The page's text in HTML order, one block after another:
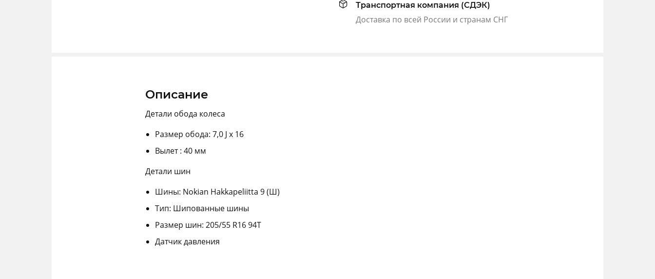
Транспортная компания (СДЭК)
Доставка по всей России и странам СНГ
Описание
Детали обода колеса
Размер обода: 7,0 J x 16
Вылет : 40 мм
Детали шин
Шины: Nokian Hakkapeliitta 9 (Ш)
Тип: Шипованные шины
Размер шин: 205/55 R16 94T
Датчик давления